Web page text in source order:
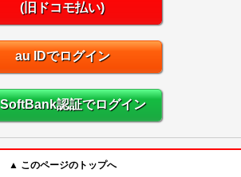
(旧ドコモ払い)
au IDでログイン
SoftBank認証でログイン
▲ このページのトップへ